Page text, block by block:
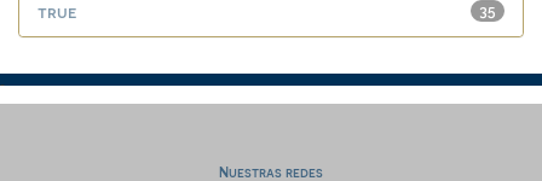
35
true
Nuestras redes